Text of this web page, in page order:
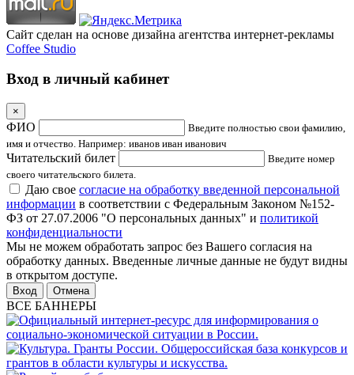
Сайт сделан на основе дизайна агентства интернет-рекламы
Coffee Studio
Вход в личный кабинет
×
ФИО
Введите полностью свои фамилию,
имя и отчество. Например: иванов иван иванович
Читательский билет
Введите номер
своего читательского билета.
Даю свое согласие на обработку введенной персональной
информации в соответствии с Федеральным Законом №152-
ФЗ от 27.07.2006 "О персональных данных" и политикой
конфиденциальности
Мы не можем обработать запрос без Вашего согласия на
обработку данных. Введенные личные данные не будут видны
в открытом доступе.
Отмена
ВСЕ БАННЕРЫ